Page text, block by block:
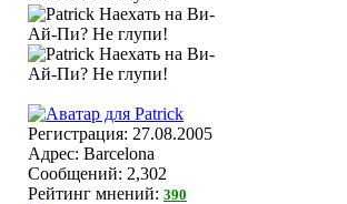
Регистрация: 27.08.2005
Адрес: Barcelona
Сообщений: 2,302
Рейтинг мнений: 390